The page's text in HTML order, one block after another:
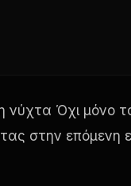
Όχι μόνο
στην